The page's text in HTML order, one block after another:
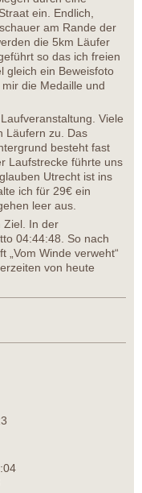
ein. Endlich,
am Rande der
die 5km Läufer
so das ich freien
gleich ein Beweisfoto
die Medaille und
Viele
Läufern zu. Das
besteht fast
Laufstrecke führte uns
Utrecht ist ins
ich für 29€ ein
leer aus.
Ziel. In der
04:44:48. So nach
„Vom Winde verweht“
von heute